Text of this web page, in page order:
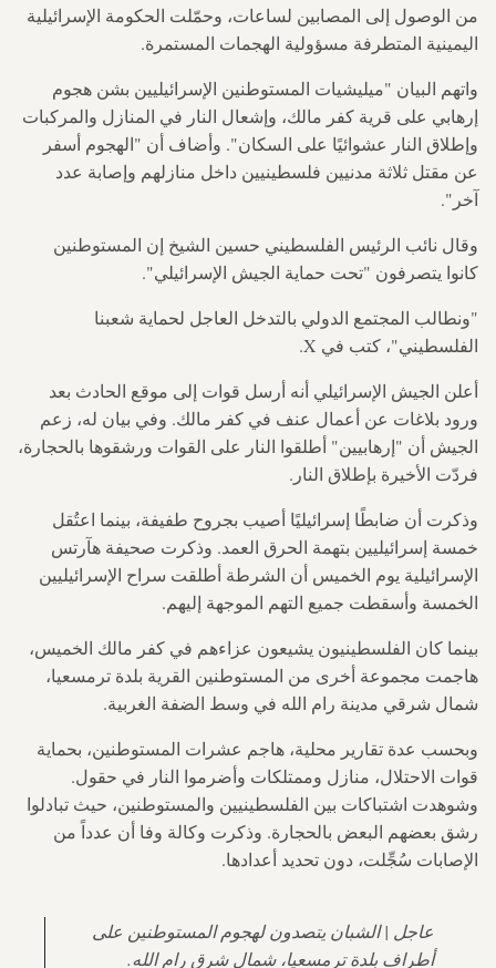
من الوصول إلى المصابين لساعات، وحمّلت الحكومة الإسرائيلية
اليمينية المتطرفة مسؤولية الهجمات المستمرة.
واتهم البيان "ميليشيات المستوطنين الإسرائيليين بشن هجوم
إرهابي على قرية كفر مالك، وإشعال النار في المنازل والمركبات
وإطلاق النار عشوائيًا على السكان". وأضاف أن "الهجوم أسفر
عن مقتل ثلاثة مدنيين فلسطينيين داخل منازلهم وإصابة عدد
آخر".
وقال نائب الرئيس الفلسطيني حسين الشيخ إن المستوطنين
كانوا يتصرفون "تحت حماية الجيش الإسرائيلي".
"ونطالب المجتمع الدولي بالتدخل العاجل لحماية شعبنا
الفلسطيني"، كتب في X.
أعلن الجيش الإسرائيلي أنه أرسل قوات إلى موقع الحادث بعد
ورود بلاغات عن أعمال عنف في كفر مالك. وفي بيان له، زعم
الجيش أن "إرهابيين" أطلقوا النار على القوات ورشقوها بالحجارة،
فردّت الأخيرة بإطلاق النار.
وذكرت أن ضابطًا إسرائيليًا أصيب بجروح طفيفة، بينما اعتُقل
خمسة إسرائيليين بتهمة الحرق العمد. وذكرت صحيفة هآرتس
الإسرائيلية يوم الخميس أن الشرطة أطلقت سراح الإسرائيليين
الخمسة وأسقطت جميع التهم الموجهة إليهم.
بينما كان الفلسطينيون يشيعون عزاءهم في كفر مالك الخميس،
هاجمت مجموعة أخرى من المستوطنين القرية بلدة ترمسعيا،
شمال شرقي مدينة رام الله في وسط الضفة الغربية.
وبحسب عدة تقارير محلية، هاجم عشرات المستوطنين، بحماية
قوات الاحتلال، منازل وممتلكات وأضرموا النار في حقول.
وشوهدت اشتباكات بين الفلسطينيين والمستوطنين، حيث تبادلوا
رشق بعضهم البعض بالحجارة. وذكرت وكالة وفا أن عدداً من
الإصابات سُجِّلت، دون تحديد أعدادها.
عاجل | الشبان يتصدون لهجوم المستوطنين على
أطراف بلدة ترمسعيا، شمال شرق رام الله.